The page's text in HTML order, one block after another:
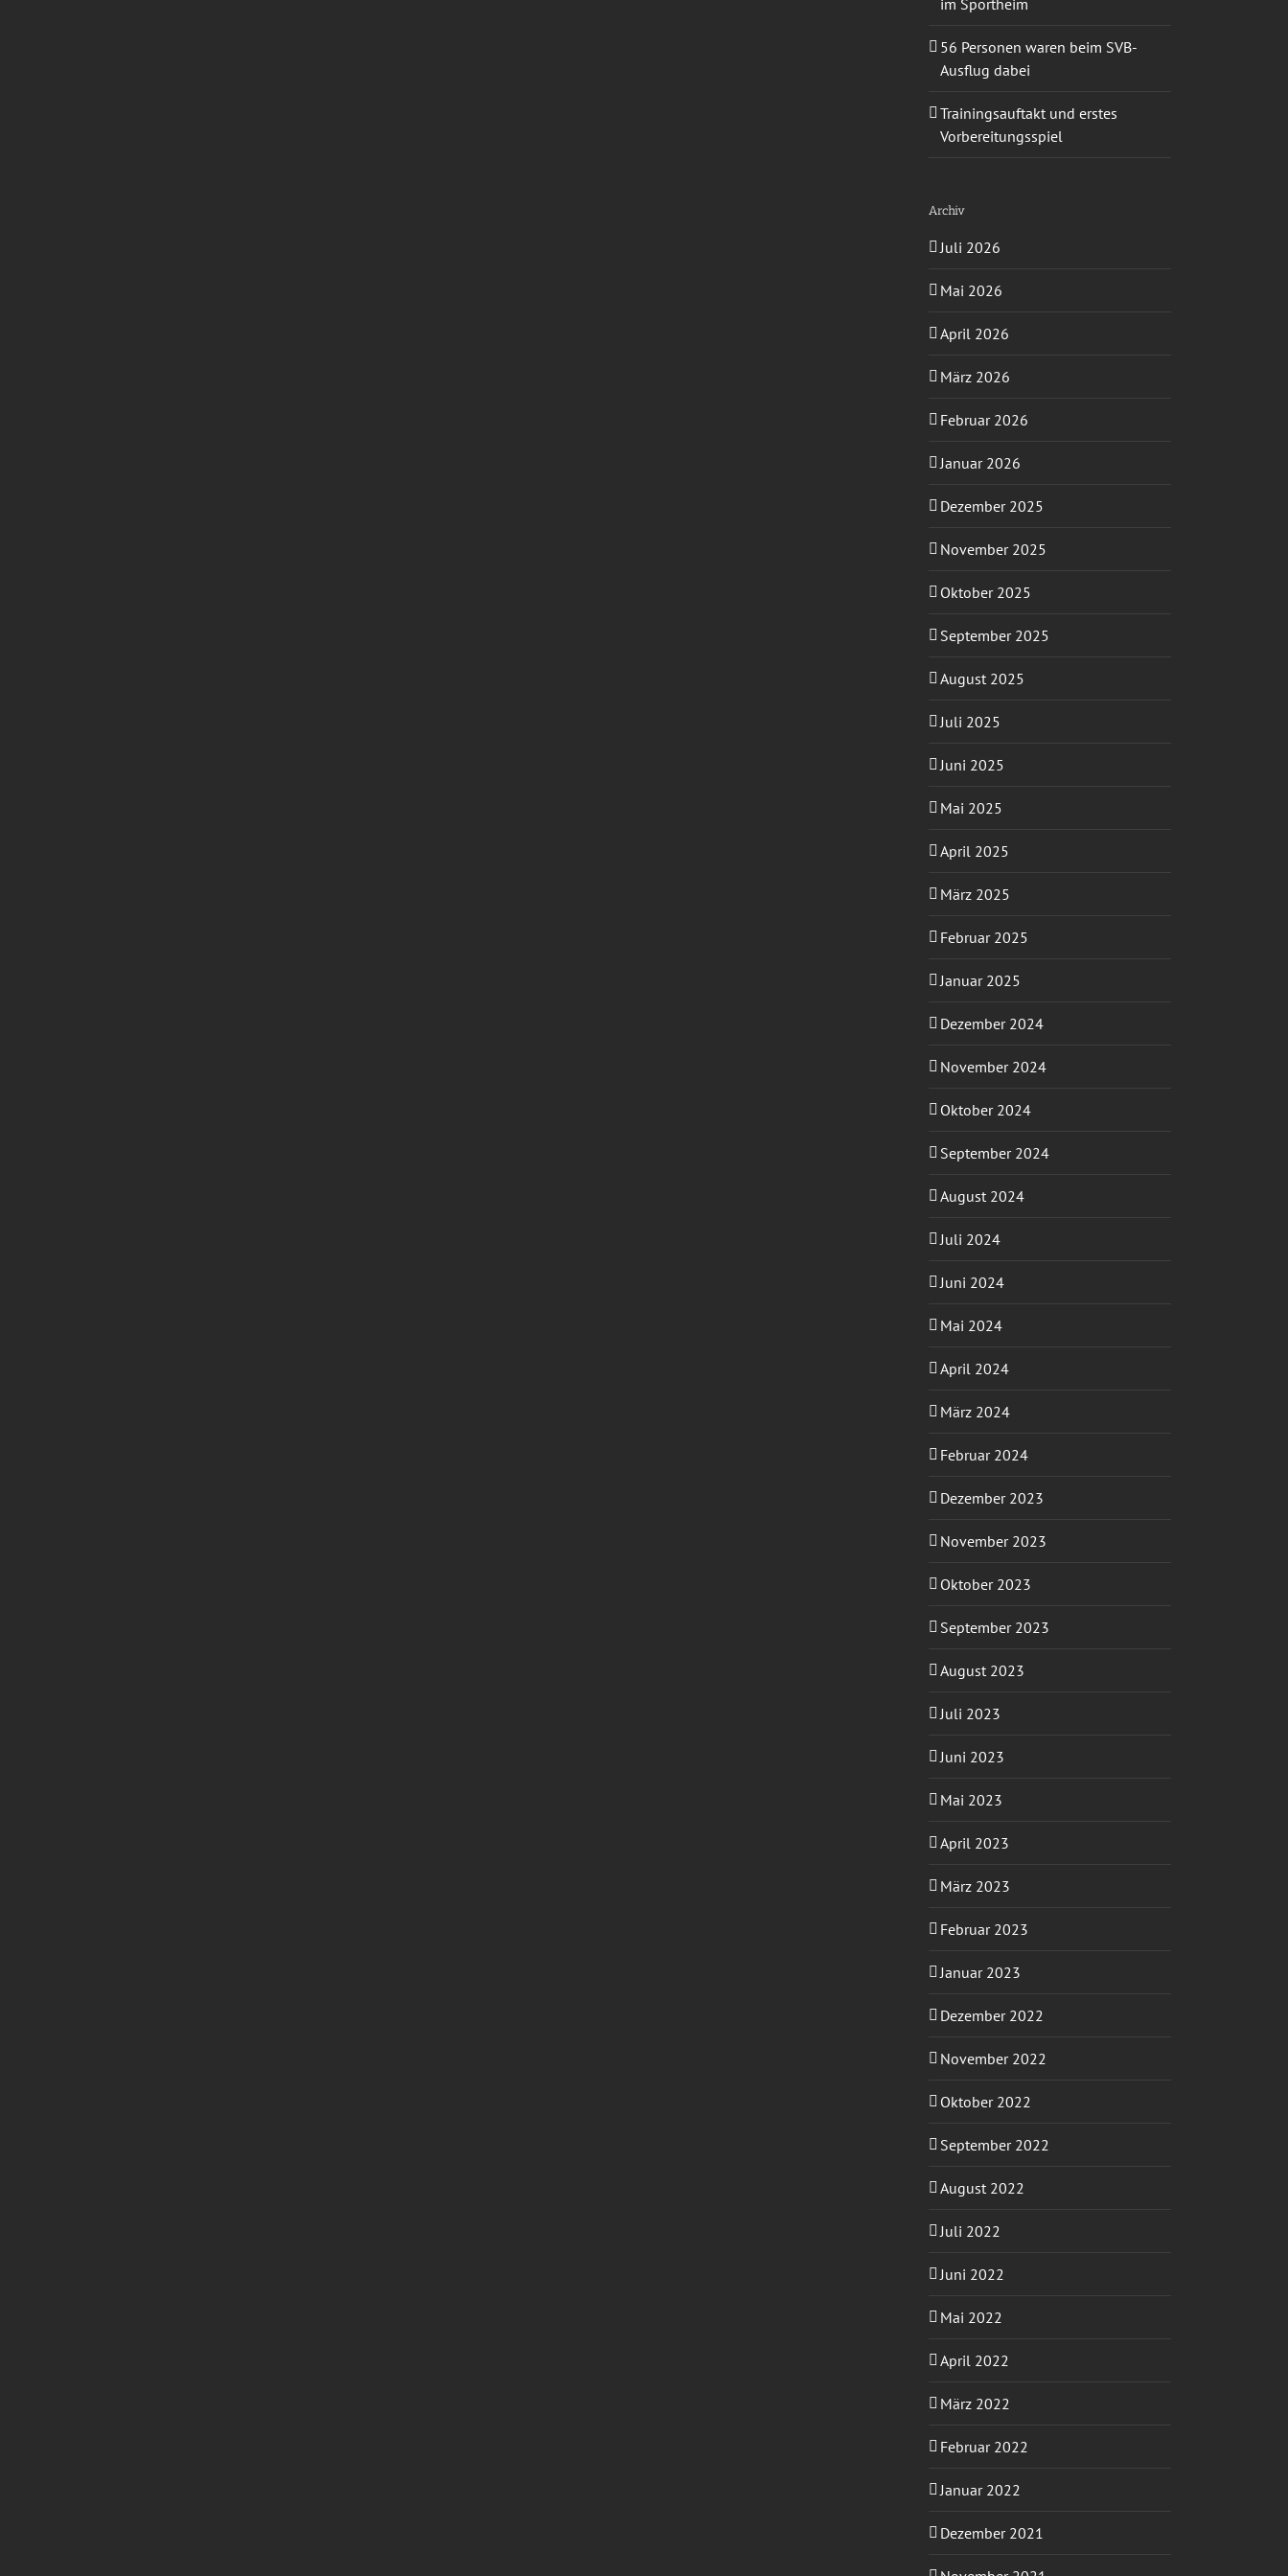
56 Personen waren beim SVB-
Ausflug dabei
Trainingsauftakt und erstes
Vorbereitungsspiel
Archiv
Juli 2026
Mai 2026
April 2026
März 2026
Februar 2026
Januar 2026
Dezember 2025
November 2025
Oktober 2025
September 2025
August 2025
Juli 2025
Juni 2025
Mai 2025
April 2025
März 2025
Februar 2025
Januar 2025
Dezember 2024
November 2024
Oktober 2024
September 2024
August 2024
Juli 2024
Juni 2024
Mai 2024
April 2024
März 2024
Februar 2024
Dezember 2023
November 2023
Oktober 2023
September 2023
August 2023
Juli 2023
Juni 2023
Mai 2023
April 2023
März 2023
Februar 2023
Januar 2023
Dezember 2022
November 2022
Oktober 2022
September 2022
August 2022
Juli 2022
Juni 2022
Mai 2022
April 2022
März 2022
Februar 2022
Januar 2022
Dezember 2021